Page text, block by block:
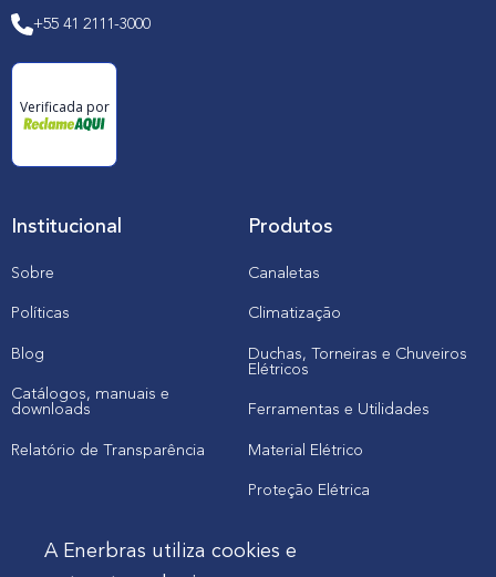
+55 41 2111-3000
Verificada por
Institucional
Sobre
Políticas
Blog
Catálogos, manuais e
downloads
Relatório de Transparência
Produtos
Canaletas
Climatização
Duchas, Torneiras e Chuveiros
Elétricos
Ferramentas e Utilidades
Material Elétrico
Proteção Elétrica
Cliente
A Enerbras utiliza cookies e